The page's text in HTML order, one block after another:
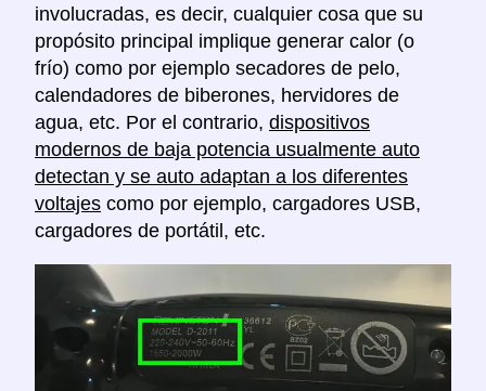
involucradas, es decir, cualquier cosa que su
propósito principal implique generar calor (o
frío) como por ejemplo secadores de pelo,
calendadores de biberones, hervidores de
agua, etc. Por el contrario, dispositivos
modernos de baja potencia usualmente auto
detectan y se auto adaptan a los diferentes
voltajes como por ejemplo, cargadores USB,
cargadores de portátil, etc.